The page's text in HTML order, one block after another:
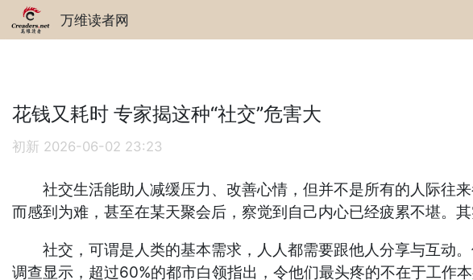
万维读者网
花钱又耗时 专家揭这种“社交”危害大
初新 2026-06-02 23:23
社交生活能助人减缓压力、改善心情，但并不是所有的人际往来
而感到为难，甚至在某天聚会后，察觉到自己内心已经疲累不堪。
社交，可谓是人类的基本需求，人人都需要跟他人分享与互动。
调查显示，超过60%的都市白领指出，令他们最头疼的不在于工作本